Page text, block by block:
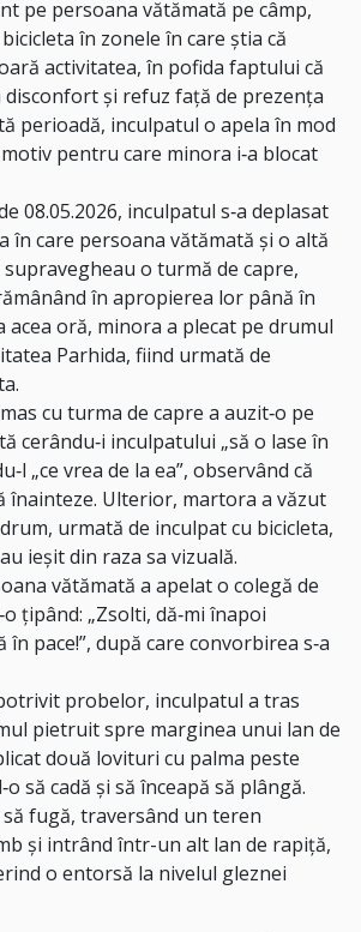
pe persoana vătămată pe câmp,
în zonele în care ştia că
activitatea, în pofida faptului că
şi refuz faţă de prezenţa
perioadă, inculpatul o apela în mod
pentru care minora i‑a blocat
08.05.2026, inculpatul s‑a deplasat
în care persoana vătămată şi o altă
o turmă de capre,
în apropierea lor până în
acea oră, minora a plecat pe drumul
Parhida, fiind urmată de
cu turma de capre a auzit‑o pe
cerându‑i inculpatului „să o lase în
„ce vrea de la ea”, observând că
înainteze. Ulterior, martora a văzut
urmată de inculpat cu bicicleta,
ieşit din raza sa vizuală.
vătămată a apelat o colegă de
ţipând: „Zsolti, dă‑mi înapoi
în pace!”, după care convorbirea s‑a
probelor, inculpatul a tras
pietruit spre marginea unui lan de
două lovituri cu palma peste
să cadă şi să înceapă să plângă.
fugă, traversând un teren
şi intrând într-un alt lan de rapiţă,
o entorsă la nivelul gleznei